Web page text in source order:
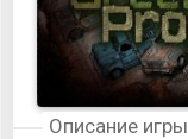
Описание игры